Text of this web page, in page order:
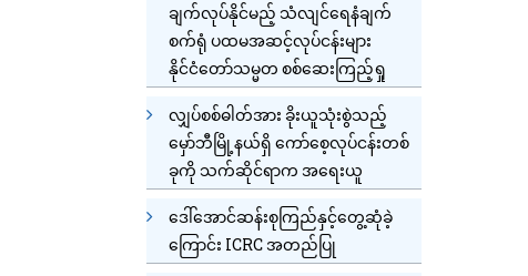
ချက်လုပ်နိုင်မည့် သံလျင်ရေနံချက်
စက်ရုံ ပထမအဆင့်လုပ်ငန်းများ
နိုင်ငံတော်သမ္မတ စစ်ဆေးကြည့်ရှု
လျှပ်စစ်ဓါတ်အား ခိုးယူသုံးစွဲသည့်
မှော်ဘီမြို့နယ်ရှိ ကော်စေ့လုပ်ငန်းတစ်
ခုကို သက်ဆိုင်ရာက အရေးယူ
ဒေါ်အောင်ဆန်းစုကြည်နှင့်တွေ့ဆုံခဲ့
ကြောင်း ICRC အတည်ပြု